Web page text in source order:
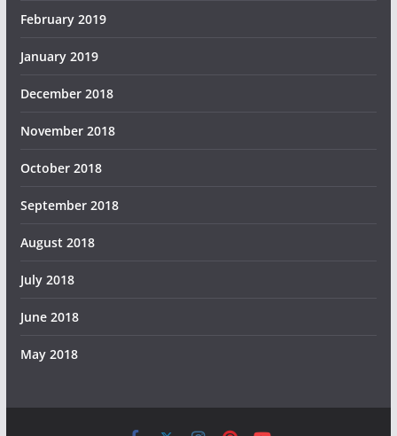
February 2019
January 2019
December 2018
November 2018
October 2018
September 2018
August 2018
July 2018
June 2018
May 2018